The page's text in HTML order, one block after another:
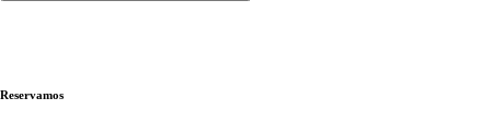
Reservamos